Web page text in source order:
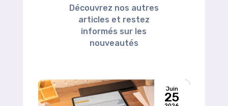
Découvrez nos autres
articles et restez
informés sur les
nouveautés
Juin
25